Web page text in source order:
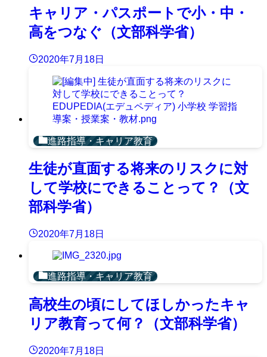
キャリア・パスポートで小・中・
高をつなぐ（文部科学省）
2020年7月18日
進路指導・キャリア教育
生徒が直面する将来のリスクに対
して学校にできることって？（文
部科学省）
2020年7月18日
進路指導・キャリア教育
高校生の頃にしてほしかったキャ
リア教育って何？（文部科学省）
2020年7月18日